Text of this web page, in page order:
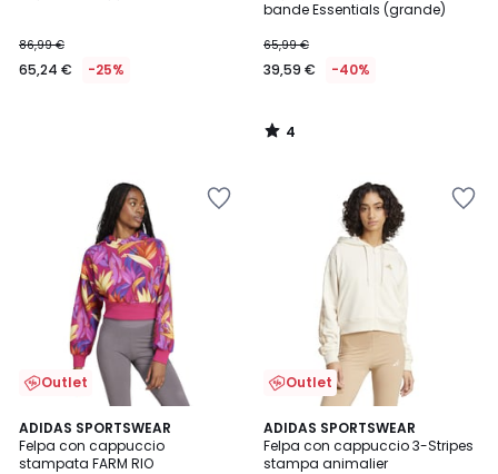
86,99 €
65,24 € -25%
bande Essentials (grande)
65,99 €
39,59 € -40%
5
4
/
Outlet
ADIDAS SPORTSWEAR
Felpa con cappuccio
stampata FARM RIO
4,9
/ 5
Outlet
ADIDAS SPORTSWEAR
Felpa con cappuccio 3-Stripes
stampa animalier
4,9
/ 5